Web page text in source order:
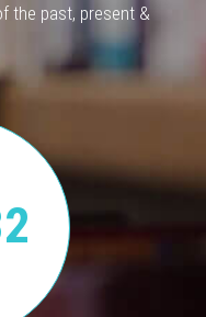
the past, present &